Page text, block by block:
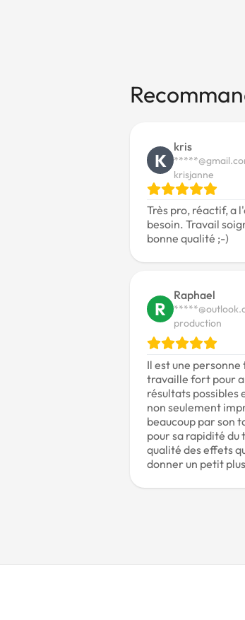
K
kris
krisjanne
Très pro, réactif, a
besoin. Travail
bonne qualité ;-)
R
Raphael
production
Il est une
travaille fort pour
résultats possibles
non seulement
beaucoup par son
pour sa rapidité du
qualité des effets
donner un petit